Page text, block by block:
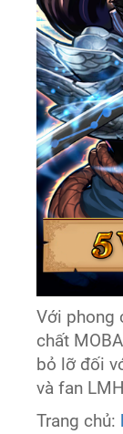
Với phong
chất
bỏ lỡ đối
và fan
Trang chủ: